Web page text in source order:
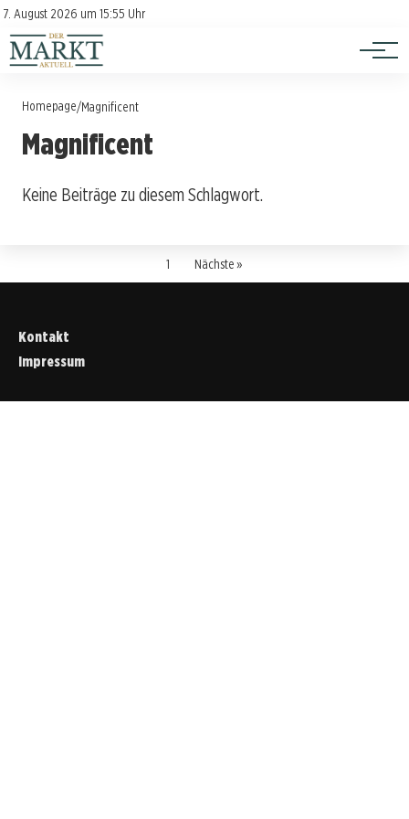
7. August 2026 um 15:55 Uhr
Kontakt
Impressum
Investition
Verbraucherschutz
Homepage/Magnificent
Magnificent
Keine Beiträge zu diesem Schlagwort.
1 Nächste »
Kontakt
Impressum